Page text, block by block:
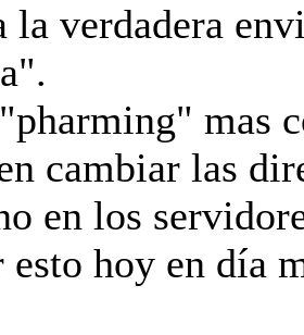
la verdadera
mas
cambiar las
en los
esto hoy en día